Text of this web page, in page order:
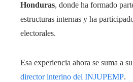
Honduras, donde ha formado
estructuras internas y ha
electorales.
Esa experiencia ahora se suma a
director interino del INJUPEMP.